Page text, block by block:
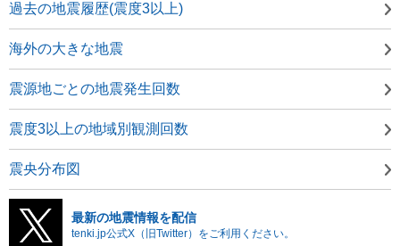
過去の地震履歴(震度3以上)
海外の大きな地震
震源地ごとの地震発生回数
震度3以上の地域別観測回数
震央分布図
最新の地震情報を配信
tenki.jp公式X（旧Twitter）をご利用ください。